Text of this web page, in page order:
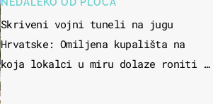
NEDALEKO OD PLOČA
Skriveni vojni tuneli na jugu
Hrvatske: Omiljena kupališta na
koja lokalci u miru dolaze roniti i